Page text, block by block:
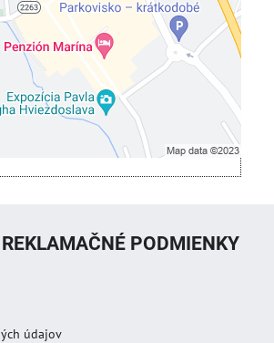
- súhlas s druhom cookie:
Funkčné
obsah v novom okne
PODMIENKY
údajov